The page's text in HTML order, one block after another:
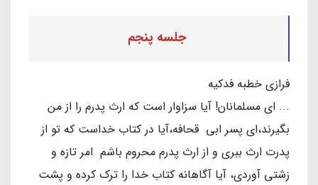
جلسه پنجم
فرازی خطبه فدکیه
... ای مسلمانان! آیا سزاوار است که ارث پدرم را از من
بگیرند،‌ای پسر ابی قحافه،آیا در کتاب خداست که تو از
پدرت ارث ببری و از ارث پدرم محروم باشم امر تازه و
زشتی آوردی، آیا آگاهانه کتاب خدا را ترک کرده و پشت